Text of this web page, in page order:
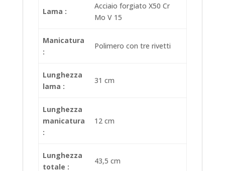
Lama :
Acciaio forgiato X50 Cr
Mo V 15
Manicatura
:
Polimero con tre rivetti
Lunghezza
lama :
31 cm
Lunghezza
manicatura
:
12 cm
Lunghezza
totale :
43,5 cm